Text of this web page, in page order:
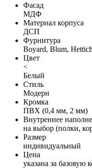
Фасад
МДФ
Материал корпуса
ДСП
Фурнитура
Boyard, Blum, Hettich
Цвет
<
Белый
Стиль
Модерн
Кромка
ПВХ (0,4 мм, 2 мм)
Внутреннее
на выбор (полки,
Размер
индивидуальный
Цена
указана за базовую